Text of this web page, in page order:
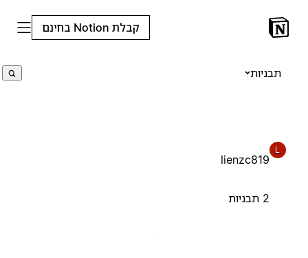
קבלת Notion בחינם
תבניות
lienzc819